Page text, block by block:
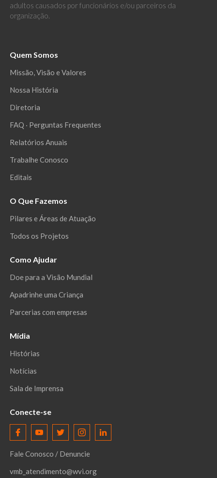
adultos causados por funcionários e/ou parceiros da
organização.
Quem Somos
Missão, Visão e Valores
Nossa História
Diretoria
FAQ ‧ Perguntas Frequentes
Relatórios Anuais
Trabalhe Conosco
Editais
O Que Fazemos
Pilares e Áreas de Atuação
Todos os Projetos
Como Ajudar
Doe para a Visão Mundial
Apadrinhe uma Criança
Parcerias com empresas
Mídia
Histórias
Notícias
Sala de Imprensa
Conecte-se
Fale Conosco / Denuncie
vmb_atendimento@wvi.org